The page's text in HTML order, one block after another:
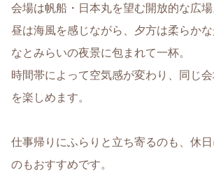
会場は帆船・日本丸を望む開放的な広場
昼は海風を感じながら、夕方は柔らか
なとみらいの夜景に包まれて一杯。
時間帯によって空気感が変わり、同じ
を楽しめます。
仕事帰りにふらりと立ち寄るのも、休
のもおすすめです。